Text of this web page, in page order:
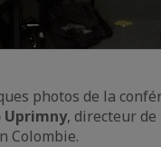
photos de la
Uprimny, directeur de
Colombie.